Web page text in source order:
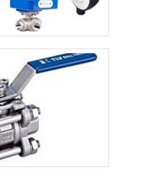
positiva no segmento
que garantem o
de ponta a
ISO
6DMSSAPI
607 FIRE